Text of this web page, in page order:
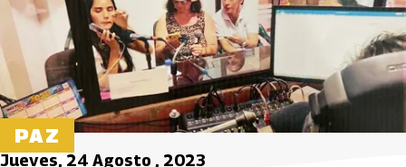
PAZ
Jueves, 24 Agosto , 2023